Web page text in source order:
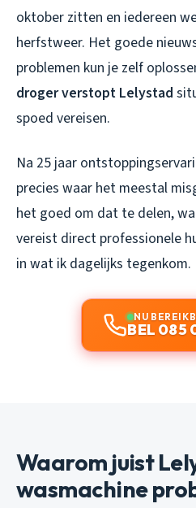
oktober zitten en iedereen
herfstweer. Het goede
problemen kun je zelf
droger verstopt Lelystad
spoed vereisen.
Na 25 jaar
precies waar het meestal
het goed om dat te delen,
vereist direct professionele
in wat ik dagelijks tegenkom.
NU
BEL 085
Waarom juist
wasmachine